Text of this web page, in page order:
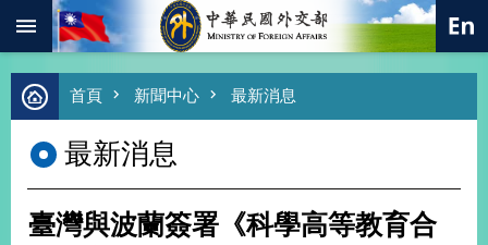
跳到主要內容區塊
進
階
尋
熱
首頁 新聞中心 最新消息
最新消息
臺灣與波蘭簽署《科學高等教育合